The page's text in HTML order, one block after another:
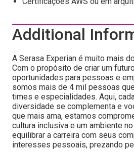
Additional
A Serasa Experian é muito mais
Com o propósito de criar um
oportunidades para pessoas e
somos mais de 4 mil pessoas
times e especialidades. Aqui,
diversidade se complementa e
que mais ama, estamos
cultura inclusiva e um ambiente
equilibrar a carreira com seus
interesses pessoais, prezando